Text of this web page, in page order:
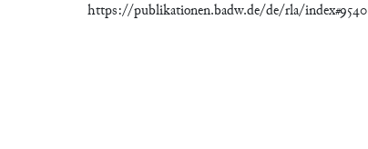
https://publikationen.badw.de/de/rla/index#9540